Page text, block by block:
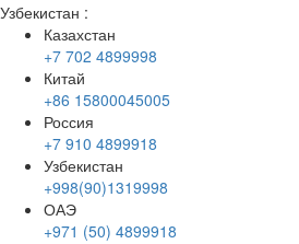
Узбекистан :
Казахстан
+7 702 4899998
Китай
+86 15800045005
Россия
+7 910 4899918
Узбекистан
+998(90)1319998
ОАЭ
+971 (50) 4899918